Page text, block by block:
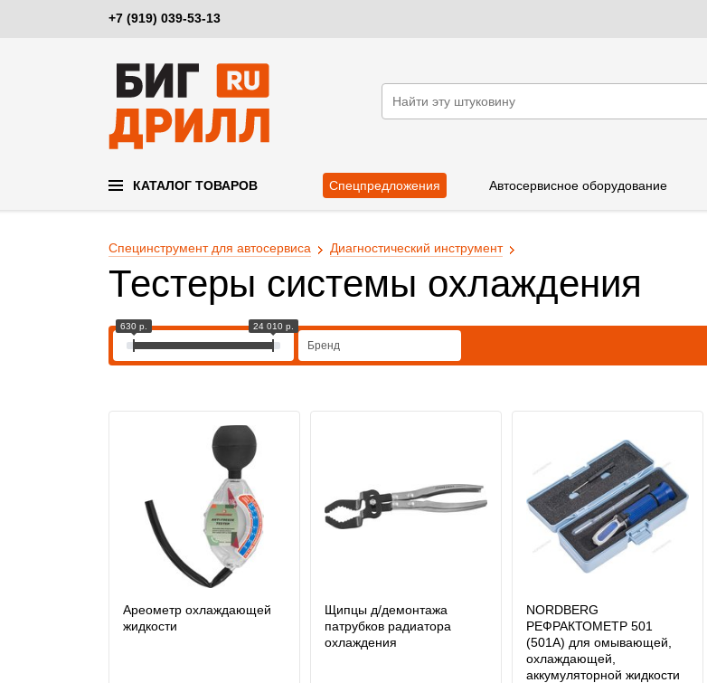
+7 (919) 039-53-13
КАТАЛОГ ТОВАРОВ Спецпредложения Автосервисное оборудование
Специнструмент для автосервиса Диагностический инструмент
Тестеры системы охлаждения
630 р. 24 010 р.
Бренд
Ареометр охлаждающей
жидкости
Щипцы д/демонтажа
патрубков радиатора
охлаждения
NORDBERG
РЕФРАКТОМЕТР 501
(501A) для омывающей,
охлаждающей,
аккумуляторной жидкости